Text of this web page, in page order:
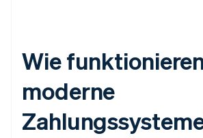
Wie
moderne